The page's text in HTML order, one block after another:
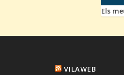
Els
VILAWEB